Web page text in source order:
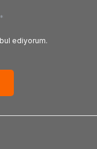
ediyorum.